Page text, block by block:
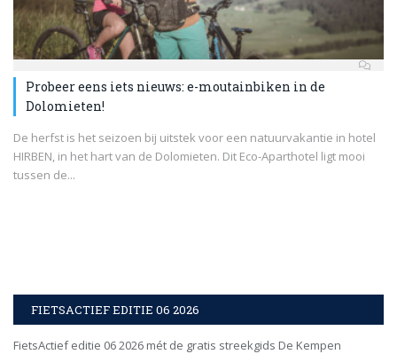
Probeer eens iets nieuws: e-moutainbiken in de
Dolomieten!
De herfst is het seizoen bij uitstek voor een natuurvakantie in hotel
HIRBEN, in het hart van de Dolomieten. Dit Eco-Aparthotel ligt mooi
tussen de...
FIETSACTIEF EDITIE 06 2026
FietsActief editie 06 2026 mét de gratis streekgids De Kempen